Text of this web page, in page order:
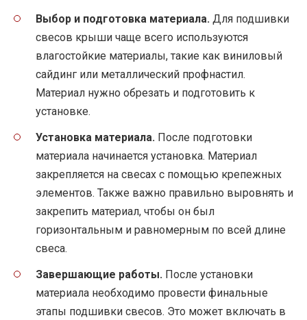
Выбор и подготовка материала. Для подшивки
свесов крыши чаще всего используются
влагостойкие материалы, такие как виниловый
сайдинг или металлический профнастил.
Материал нужно обрезать и подготовить к
установке.
Установка материала. После подготовки
материала начинается установка. Материал
закрепляется на свесах с помощью крепежных
элементов. Также важно правильно выровнять и
закрепить материал, чтобы он был
горизонтальным и равномерным по всей длине
свеса.
Завершающие работы. После установки
материала необходимо провести финальные
этапы подшивки свесов. Это может включать в